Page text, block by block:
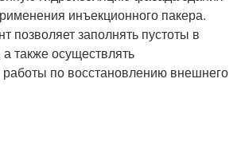
инъекционного пакера.
позволяет заполнять пустоты в
также осуществлять
по восстановлению внешнего